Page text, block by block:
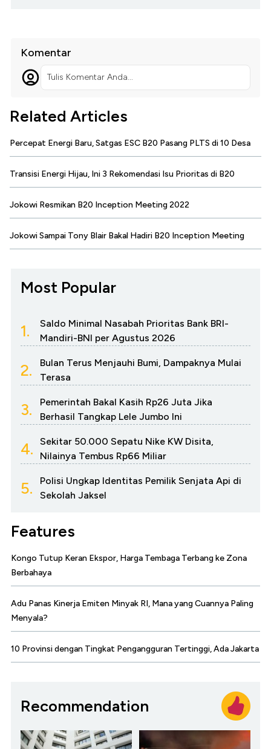
Komentar
Tulis Komentar Anda...
Related Articles
Percepat Energi Baru, Satgas ESC B20 Pasang PLTS di 10 Desa
Transisi Energi Hijau, Ini 3 Rekomendasi Isu Prioritas di B20
Jokowi Resmikan B20 Inception Meeting 2022
Jokowi Sampai Tony Blair Bakal Hadiri B20 Inception Meeting
Most Popular
1.
Saldo Minimal Nasabah Prioritas Bank BRI-
Mandiri-BNI per Agustus 2026
2.
Bulan Terus Menjauhi Bumi, Dampaknya Mulai
Terasa
3.
Pemerintah Bakal Kasih Rp26 Juta Jika
Berhasil Tangkap Lele Jumbo Ini
4.
Sekitar 50.000 Sepatu Nike KW Disita,
Nilainya Tembus Rp66 Miliar
5.
Polisi Ungkap Identitas Pemilik Senjata Api di
Sekolah Jaksel
Features
Kongo Tutup Keran Ekspor, Harga Tembaga Terbang ke Zona
Berbahaya
Adu Panas Kinerja Emiten Minyak RI, Mana yang Cuannya Paling
Menyala?
10 Provinsi dengan Tingkat Pengangguran Tertinggi, Ada Jakarta
Recommendation